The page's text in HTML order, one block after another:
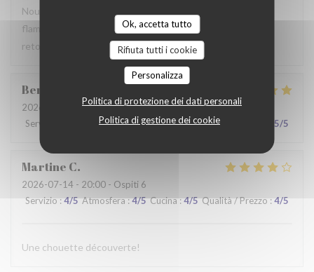
Ok, accetta tutto
Rifiuta tutti i cookie
Personalizza
Politica di protezione dei dati personali
Politica di gestione dei cookie
Nous avons apprécié notre déjeuner (moule, carbonade,
flamiche au maroilles, etc) et le service. Pourquoi pas y
retourner lors d'un prochaine passage à Lilles.
Benjamin
2026-07-19
- 12:30 - Ospiti 2
Servizio
Atmosfera:5/5 Cucina:5/5 Qualità / Prezzo 5/5
Martine C
2026-07-14 - 20:00 - Ospiti 6
Servizio:4/5 Atmosfera:4/5 Cucina:4/5 Qualità / Prezzo : 4/5
Une chouette découverte!